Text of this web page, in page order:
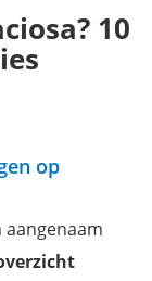
10
op
aangenaam